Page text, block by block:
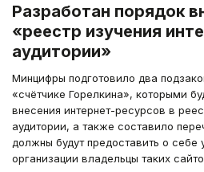
Разработан порядок
«реестр изучения
аудитории»
Минцифры подготовило два
«счётчике Горелкина», которыми
внесения интернет-ресурсов в
аудитории, а также составило
должны будут предоставить о себе
организации владельцы таких